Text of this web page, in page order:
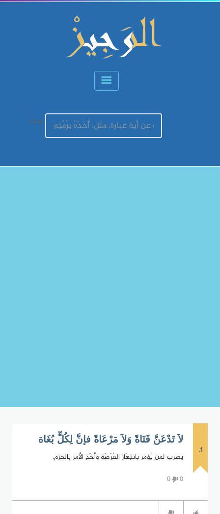
1.
لاَ تَدْعَنَّ فَتَاةً وَلاَ مَرْعَاةً فإنَّ لِكُلٍّ بُغَاة
يضرب لمن يُؤمر بانتِهَاز الفُرْصَة وأخْذِ الأمر بالحزم.
0
0